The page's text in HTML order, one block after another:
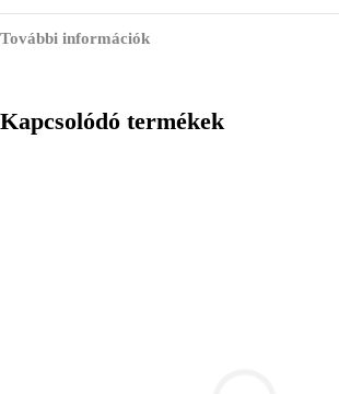
További információk
Kapcsolódó termékek